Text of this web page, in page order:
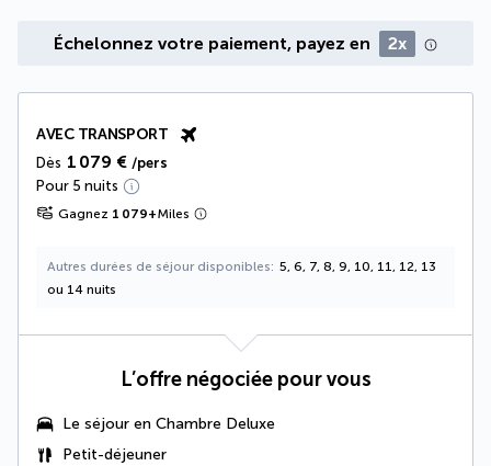
Échelonnez votre paiement, payez en 2x
AVEC TRANSPORT
Dès 1 079 € /pers
Pour 5 nuits
Gagnez 1 079+Miles
Autres durées de séjour disponibles
5, 6, 7, 8, 9, 10, 11, 12, 13
ou 14 nuits
L’offre négociée pour vous
Le séjour en Chambre Deluxe
Petit-déjeuner